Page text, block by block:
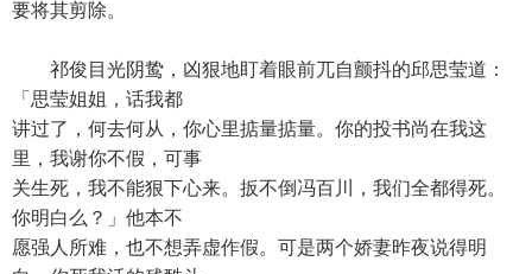
要将其剪除。
祁俊目光阴鸷，凶狠地盯着眼前兀自颤抖的邱思莹道：
「思莹姐姐，话我都
讲过了，何去何从，你心里掂量掂量。你的投书尚在我这
里，我谢你不假，可事
关生死，我不能狠下心来。扳不倒冯百川，我们全都得死。
你明白么？」他本不
愿强人所难，也不想弄虚作假。可是两个娇妻昨夜说得明